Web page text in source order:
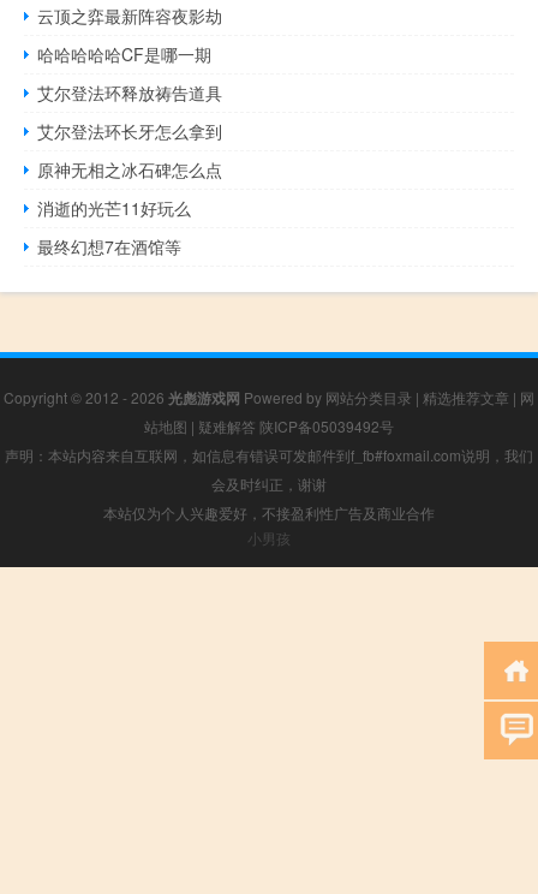
云顶之弈最新阵容夜影劫
哈哈哈哈哈CF是哪一期
艾尔登法环释放祷告道具
艾尔登法环长牙怎么拿到
原神无相之冰石碑怎么点
消逝的光芒11好玩么
最终幻想7在酒馆等
Copyright © 2012 - 2026 光彪游戏网 Powered by 网站分类目录 | 精选推荐文章 | 网
站地图 | 疑难解答 陕ICP备05039492号
声明：本站内容来自互联网，如信息有错误可发邮件到f_fb#foxmail.com说明，我们
会及时纠正，谢谢
本站仅为个人兴趣爱好，不接盈利性广告及商业合作
小男孩